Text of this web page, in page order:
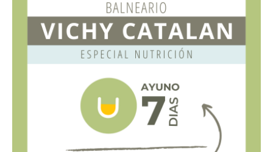
se
pueden
elegir
en
producto